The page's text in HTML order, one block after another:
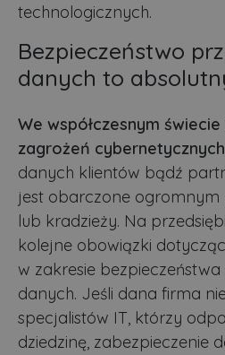
technologicznych.
Bezpieczeństwo
danych to
We współczesnym
zagrożeń
danych klientów bądź
jest obarczone ogromnym
lub kradzieży. Na
kolejne obowiązki
w zakresie
danych. Jeśli dana firma
specjalistów IT, którzy
dziedzinę, zabezpieczenie